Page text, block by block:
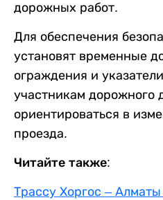
дорожных работ.
Для обеспечения
установят временные
ограждения и
участникам дорожного
ориентироваться в
проезда.
Читайте также:
Трассу Хоргос –